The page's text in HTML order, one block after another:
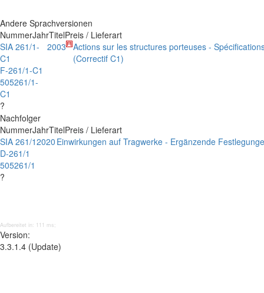
Andere Sprachversionen
NummerJahrTitelPreis / Lieferart
SIA 261/1-
C1
F-261/1-C1
505261/1-
C1
?
2003
Actions sur les structures porteuses -
(Correctif C1)
Nachfolger
NummerJahrTitelPreis / Lieferart
SIA 261/1
D-261/1
505261/1
?
2020 Einwirkungen auf Tragwerke - Ergänzende
Aufbereitet in: 111 ms;
Version:
3.3.1.4 (Update)